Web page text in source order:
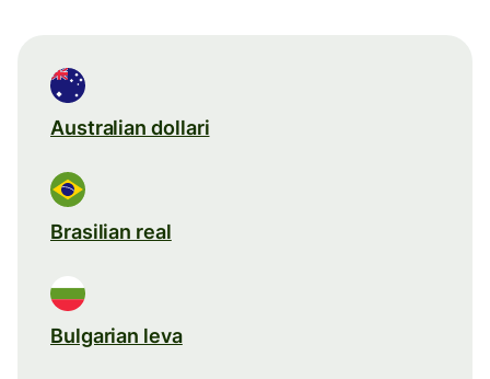
Australian dollari
Brasilian real
Bulgarian leva